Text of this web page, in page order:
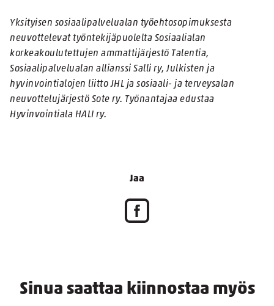
Yksityisen sosiaalipalvelualan työehtosopimuksesta
neuvottelevat työntekijäpuolelta Sosiaalialan
korkeakoulutettujen ammattijärjestö Talentia,
Sosiaalipalvelualan allianssi Salli ry, Julkisten ja
hyvinvointialojen liitto JHL ja sosiaali- ja terveysalan
neuvottelujärjestö Sote ry. Työnantajaa edustaa
Hyvinvointiala HALI ry.
Jaa
Sinua saattaa kiinnostaa myös